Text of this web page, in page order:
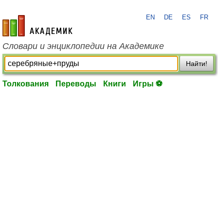
academic.ru
EN DE ES FR
Словари и энциклопедии на Академике
Найти!
Толкования Переводы Книги Игры ⚽